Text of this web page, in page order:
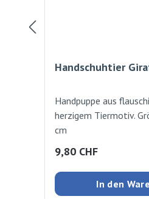
Handschuhtier
Handpuppe aus
herzigem Tiermotiv.
cm
Regulärer Preis:
9,80 CHF
In den